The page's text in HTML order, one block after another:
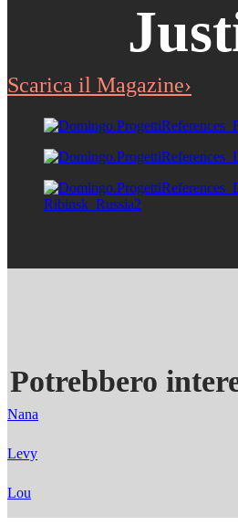
Scarica il Magazine›
Potrebbero
Nana
Levy
Lou